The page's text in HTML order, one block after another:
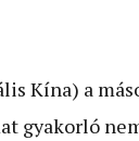
Kína) a
gyakorló